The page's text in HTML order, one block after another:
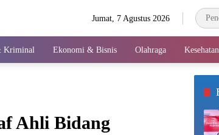
Jumat, 7 Agustus 2026
Kriminal Ekonomi & Bisnis Olahraga Kesehatan
Ahli Bidang